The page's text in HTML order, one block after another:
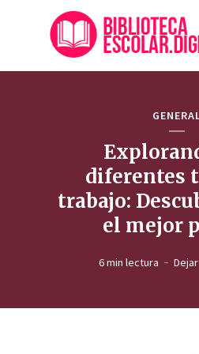
diferentes
trabajo:
el mejor
6 min lectura